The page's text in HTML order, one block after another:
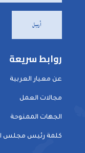
أرسِل
روابط سريعة
عن معيار العربية
مجالات العمل
الجهات الممنوحة
كلمة رئيس مجلس